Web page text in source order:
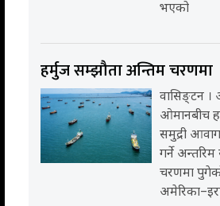
भएको
हर्मुज सम्झौता अन्तिम चरणमा
वासिङ्टन ।
ओमानबीच
समुद्री
गर्ने
चरणमा